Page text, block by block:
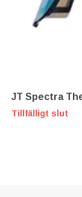
JT Spectra
Tillfälligt slut